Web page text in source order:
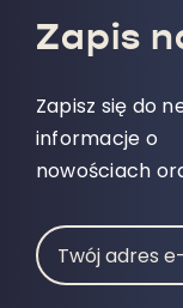
Zapis
Zapisz się do
informacje o
nowościach